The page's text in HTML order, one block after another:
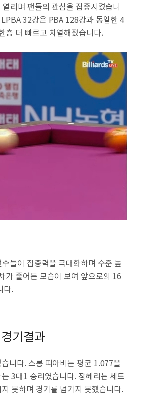
리며 팬들의 관심을 집중시켰습니
32강은 PBA 128강과 동일한 4
층 더 빠르고 치열해졌습니다.
들이 집중력을 극대화하며 수준 높
가 줄어든 모습이 보여 앞으로의 16
다.
기결과
니다. 스롱 피아비는 평균 1.077을
3대1 승리였습니다. 장혜리는 세트
못하며 경기를 넘기지 못했습니다.